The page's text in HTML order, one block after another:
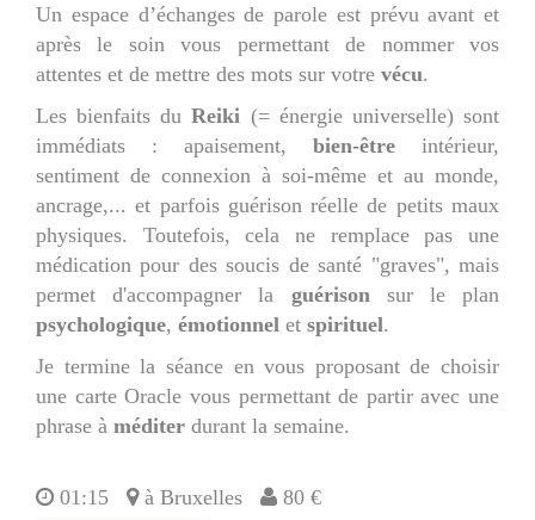
Un espace d’échanges de parole est prévu avant et
après le soin vous permettant de nommer vos
attentes et de mettre des mots sur votre vécu.
Les bienfaits duReiki (= énergie universelle) sont
immédiats : apaisement, bien-être intérieur,
sentiment de connexion à soi-même et au monde,
ancrage,... et parfois guérison réelle de petits maux
physiques. Toutefois, cela ne remplace pas une
médication pour des soucis de santé "graves", mais
permet d'accompagner la guérison sur le plan
psychologique, émotionnel et spirituel.
Je termine la séance en vous proposant de choisir
une carte Oracle vous permettant de partir avec une
phrase à méditer durant la semaine.
01:15 à Bruxelles 80 €